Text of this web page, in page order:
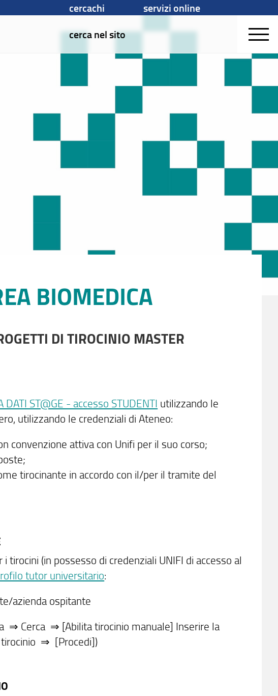
cercachi
servizi online
cerca nel sito
BIOMEDICA
DI TIROCINIO MASTER
DATI ST@GE - accesso STUDENTI utilizzando le
utilizzando le credenziali di Ateneo:
convenzione attiva con Unifi per il suo corso;
tirocinante in accordo con il/per il tramite del
(in possesso di credenziali UNIFI di accesso al
tutor universitario:
azienda ospitante
⇒ Cerca ⇒ [Abilita tirocinio manuale] Inserire la
tirocinio ⇒ [Procedi])